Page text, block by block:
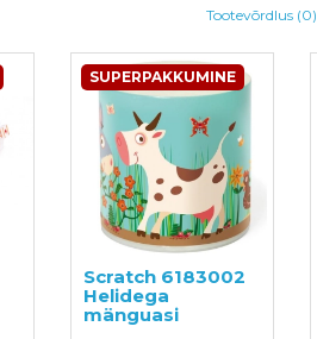
Tootevõrdlus (0)
SUPERPAKKUMINE
Scratch 6183002
Helidega
mänguasi